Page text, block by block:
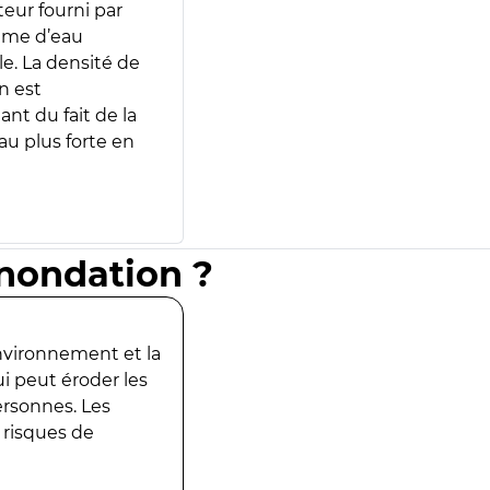
fourni par
d’eau
La densité de
est
du fait de la
plus forte en
?
et la
peut éroder les
Les
de